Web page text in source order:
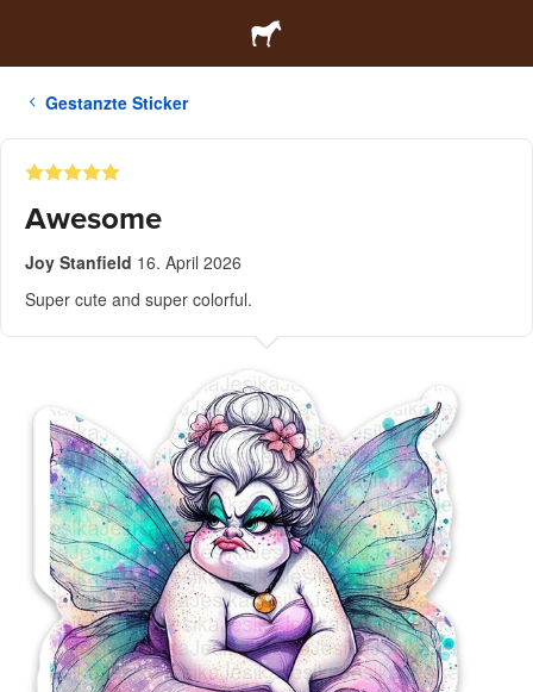
Gestanzte Sticker
Awesome
Joy Stanfield 16. April 2026
Super cute and super colorful.